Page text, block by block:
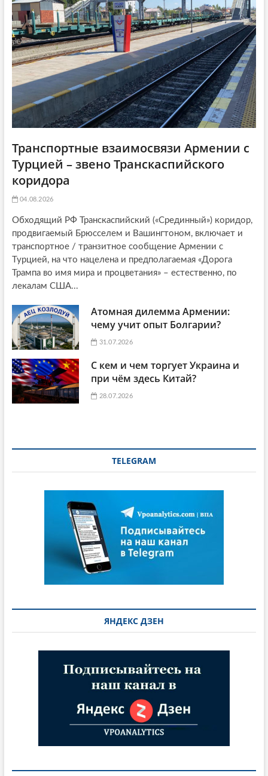
o
n
Транспортные взаимосвязи Армении с
Турцией – звено Транскаспийского
коридора
04.08.2026
Обходящий РФ Транскаспийский («Срединный») коридор,
продвигаемый Брюсселем и Вашингтоном, включает и
транспортное / транзитное сообщение Армении с
Турцией, на что нацелена и предполагаемая «Дорога
Трампа во имя мира и процветания» – естественно, по
лекалам США...
Атомная дилемма Армении:
чему учит опыт Болгарии?
31.07.2026
С кем и чем торгует Украина и
при чём здесь Китай?
28.07.2026
TELEGRAM
ЯНДЕКС ДЗЕН